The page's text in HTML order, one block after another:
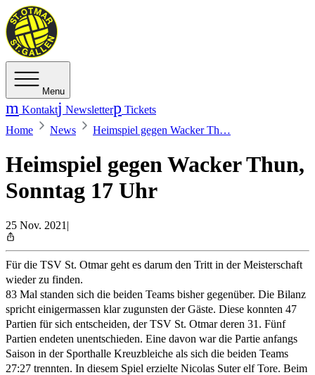
Menu
Kontakt Newsletter
Tickets
Home
News Heimspiel gegen Wacker Th…
Heimspiel gegen Wacker Thun,
Sonntag 17 Uhr
25 Nov. 2021 |
Für die TSV St. Otmar geht es darum den Tritt in der Meisterschaft
wieder zu finden.
83 Mal standen sich die beiden Teams bisher gegenüber. Die Bilanz
spricht einigermassen klar zugunsten der Gäste. Diese konnten 47
Partien für sich entscheiden, der TSV St. Otmar deren 31. Fünf
Partien endeten unentschieden. Eine davon war die Partie anfangs
Saison in der Sporthalle Kreuzbleiche als sich die beiden Teams
27:27 trennten. In diesem Spiel erzielte Nicolas Suter elf Tore. Beim